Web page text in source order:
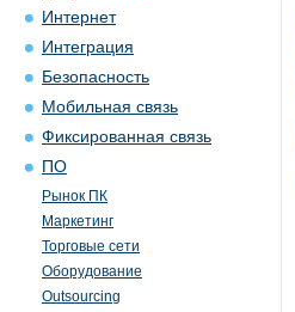
Интернет
Интеграция
Безопасность
Мобильная связь
Фиксированная связь
ПО
Рынок ПК
Маркетинг
Торговые сети
Оборудование
Outsourcing